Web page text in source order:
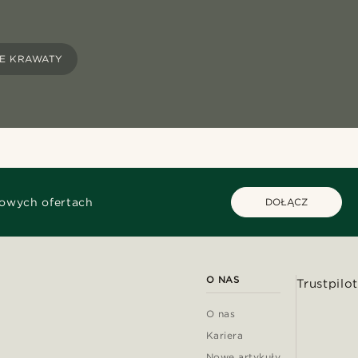
KRAWATY
ofertach DOŁĄCZ
O NAS
O nas
Kariera
Trustpilot